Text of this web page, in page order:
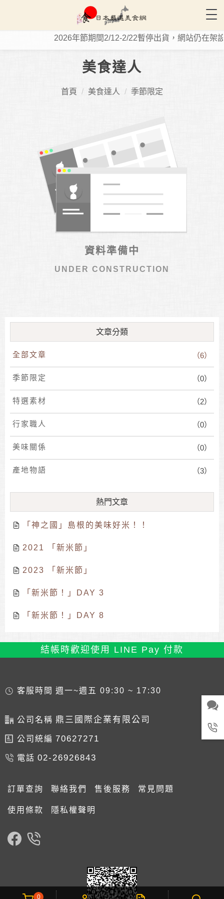
2026年節期間2/12-2/22暫停出貨，網站仍在架
美食達人
首頁 美食達人 季節限定
資料準備中
UNDER CONSTRUCTION
文章分類
全部文章 （6）
季節限定 （0）
特選素材 （2）
行家職人 （0）
美味關係 （0）
產地物語 （3）
熱門文章
「神之國」島根的美味好米！！
2021 「新米節」
2023 「新米節」
「新米節！」DAY 3
「新米節！」DAY 8
結帳時歡迎使用 LINE Pay 付款
客服時間 週一~週五 09:30 ~ 17:30
公司名稱 鼎三國際企業有限公司
公司統編 70627271
電話 02-26926843
訂單查詢 聯絡我們 售後服務 常見問題
使用條款 隱私權聲明
0